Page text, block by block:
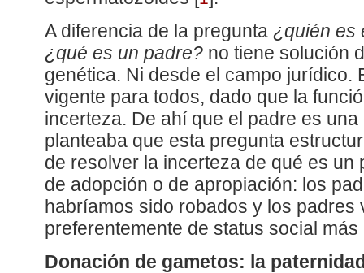
A diferencia de la pregunta ¿quién es
¿qué es un padre? no tiene solución
genética. Ni desde el campo jurídico.
vigente para todos, dado que la
incerteza. De ahí que el padre es
planteaba que esta pregunta
de resolver la incerteza de qué es un
de adopción o de apropiación: los
habríamos sido robados y los
preferentemente de status social más
Donación de gametos: la